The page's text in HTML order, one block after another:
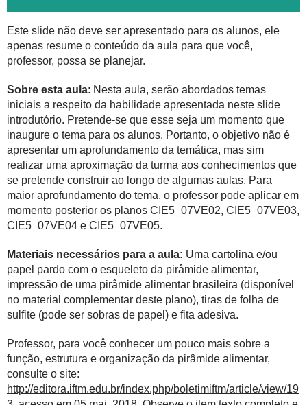
Este slide não deve ser apresentado para os alunos, ele
apenas resume o conteúdo da aula para que você,
professor, possa se planejar.
Sobre esta aula: Nesta aula, serão abordados temas
iniciais a respeito da habilidade apresentada neste slide
introdutório. Pretende-se que esse seja um momento que
inaugure o tema para os alunos. Portanto, o objetivo não é
apresentar um aprofundamento da temática, mas sim
realizar uma aproximação da turma aos conhecimentos que
se pretende construir ao longo de algumas aulas. Para
maior aprofundamento do tema, o professor pode aplicar em
momento posterior os planos CIE5_07VE02, CIE5_07VE03,
CIE5_07VE04 e CIE5_07VE05.
Materiais necessários para a aula: Uma cartolina e/ou
papel pardo com o esqueleto da pirâmide alimentar,
impressão de uma pirâmide alimentar brasileira (disponível
no material complementar deste plano), tiras de folha de
sulfite (pode ser sobras de papel) e fita adesiva.
Professor, para você conhecer um pouco mais sobre a
função, estrutura e organização da pirâmide alimentar,
consulte o site:
http://editora.iftm.edu.br/index.php/boletimiftm/article/view/19